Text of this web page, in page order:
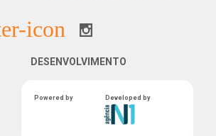
DESENVOLVIMENTO
Powered by Developed by